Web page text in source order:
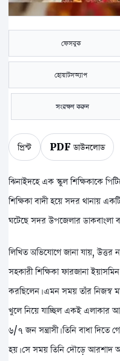
ফেসবুক
হোয়াটসঅ্যাপ
সংরক্ষণ করুন
প্রিন্ট PDF ডাউনলোড
ঝিনাইদহে এক স্কুল শিক্ষিকাকে পিটিয়ে জখম করেছে সন্ত্রাসীরা। এ ঘটনায় ওই
শিক্ষিকা বাদী হয়ে সদর থানায়
ঘটেছে সদর উপজেলার ডাকবাংলা
লিখিত অভিযোগে জানা যায়, উত্তর
সহকারী শিক্ষিকা ফারজানা
করছিলেন। এমন সময় তাঁর নিজস্ব
খুলে নিয়ে যাচ্ছিল একই এলাকার
৬/৭ জন সন্ত্রাসী। তিনি বাধা
হয়। সে সময় তিনি দৌড়ে আরশাদ